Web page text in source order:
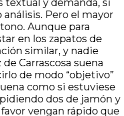
textual y demanda, si
Pero el mayor
Aunque para
en los zapatos de
similar, y nadie
Carrascosa suena
de modo “objetivo”
como si estuviese
dos de jamón y
vengan rápido que